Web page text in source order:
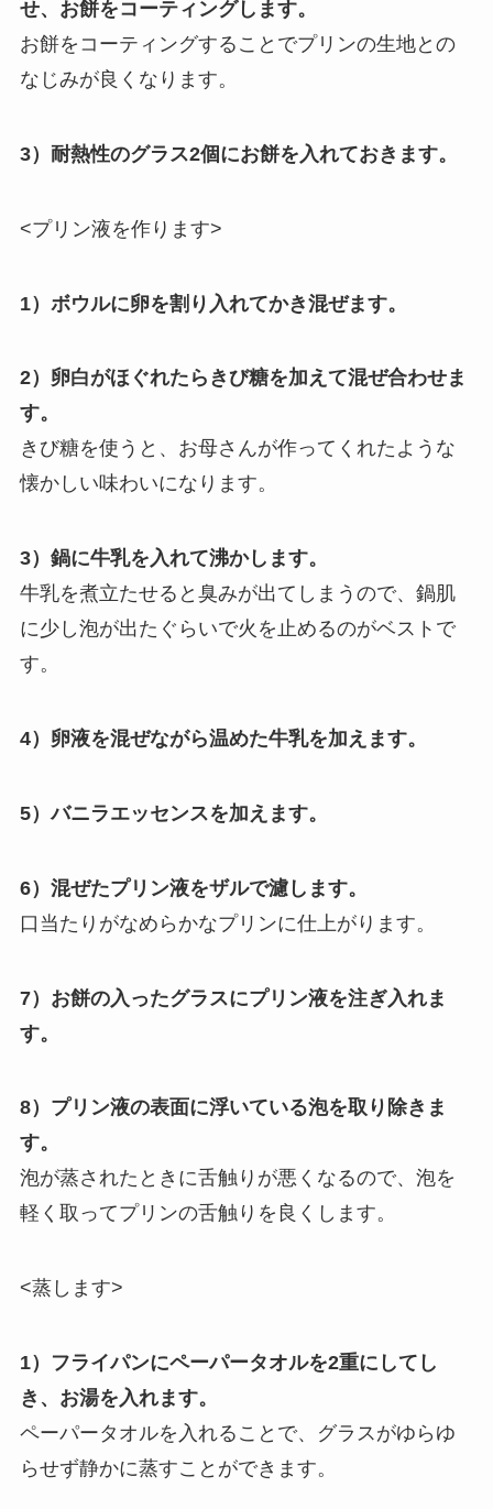
せ、お餅をコーティングします。
お餅をコーティングすることでプリンの生地との
なじみが良くなります。
3）耐熱性のグラス2個にお餅を入れておきます。
<プリン液を作ります>
1）ボウルに卵を割り入れてかき混ぜます。
2）卵白がほぐれたらきび糖を加えて混ぜ合わせま
す。
きび糖を使うと、お母さんが作ってくれたような
懐かしい味わいになります。
3）鍋に牛乳を入れて沸かします。
牛乳を煮立たせると臭みが出てしまうので、鍋肌
に少し泡が出たぐらいで火を止めるのがベストで
す。
4）卵液を混ぜながら温めた牛乳を加えます。
5）バニラエッセンスを加えます。
6）混ぜたプリン液をザルで濾します。
口当たりがなめらかなプリンに仕上がります。
7）お餅の入ったグラスにプリン液を注ぎ入れま
す。
8）プリン液の表面に浮いている泡を取り除きま
す。
泡が蒸されたときに舌触りが悪くなるので、泡を
軽く取ってプリンの舌触りを良くします。
<蒸します>
1）フライパンにペーパータオルを2重にしてし
き、お湯を入れます。
ペーパータオルを入れることで、グラスがゆらゆ
らせず静かに蒸すことができます。